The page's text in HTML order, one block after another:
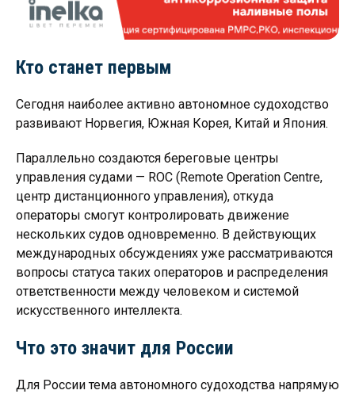
Кто станет первым
Сегодня наиболее активно автономное судоходство
развивают Норвегия, Южная Корея, Китай и Япония.
Параллельно создаются береговые центры
управления судами — ROC (Remote Operation Centre,
центр дистанционного управления), откуда
операторы смогут контролировать движение
нескольких судов одновременно. В действующих
международных обсуждениях уже рассматриваются
вопросы статуса таких операторов и распределения
ответственности между человеком и системой
искусственного интеллекта.
Что это значит для России
Для России тема автономного судоходства напрямую